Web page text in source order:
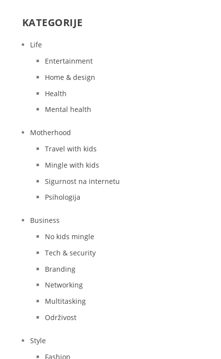
KATEGORIJE
Life
Entertainment
Home & design
Health
Mental health
Motherhood
Travel with kids
Mingle with kids
Sigurnost na internetu
Psihologija
Business
No kids mingle
Tech & security
Branding
Networking
Multitasking
Održivost
Style
Fashion